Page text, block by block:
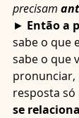
precisam
► Então a
sabe o que
sabe o que
pronunciar,
resposta só
se